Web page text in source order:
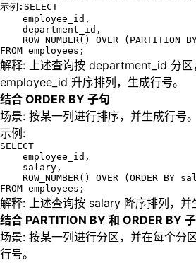
示例:SELECT
employee_id,
department_id,
ROW_NUMBER() OVER (PARTITION
FROM employees;
解释: 上述查询按 department_id 分区
employee_id 升序排列，生成行号。
结合 ORDER BY 子句
场景: 按某一列进行排序，并生成行号。
示例:
SELECT
employee_id,
salary,
ROW_NUMBER() OVER (ORDER BY
FROM employees;
解释: 上述查询按 salary 降序排列，并
结合 PARTITION BY 和 ORDER BY
场景: 按某一列进行分区，并在每个分
行号。